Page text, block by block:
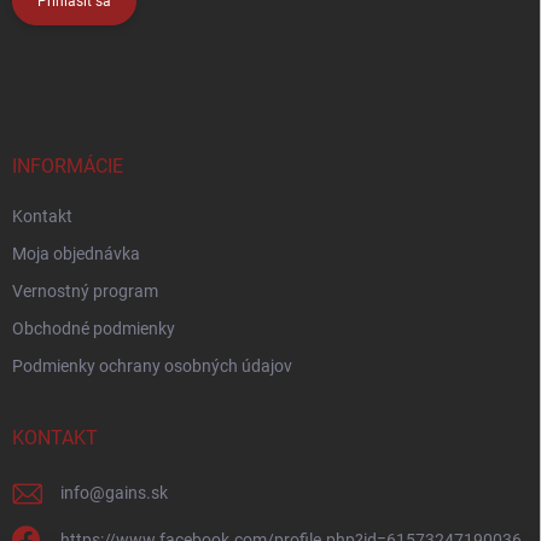
INFORMÁCIE
Kontakt
Moja objednávka
Vernostný program
Obchodné podmienky
Podmienky ochrany osobných údajov
KONTAKT
info@gains.sk